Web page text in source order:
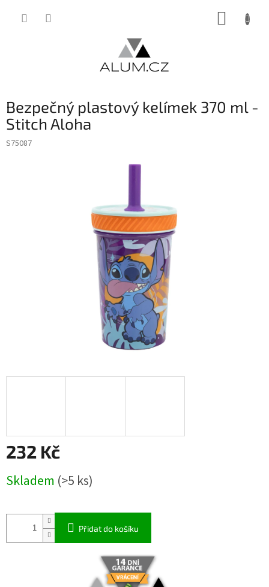
Bezpečný plastový kelímek 370 ml -
Stitch Aloha
S75087
232 Kč
cena:
Skladem (>5 ks)
Přidat do košíku